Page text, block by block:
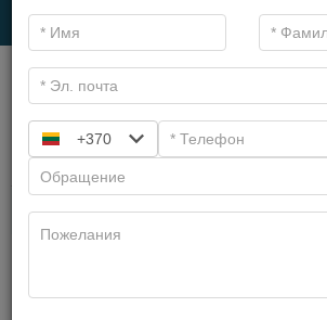
Основные фильтры
Имеем предложений:6
ультразвуком
+370